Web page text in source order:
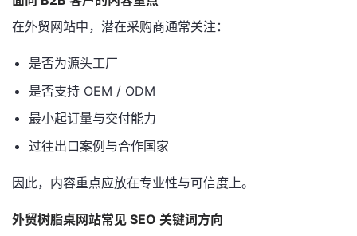
在外贸网站中，潜在采购商通常关注：
是否为源头工厂
是否支持 OEM / ODM
最小起订量与交付能力
过往出口案例与合作国家
因此，内容重点应放在专业性与可信度上。
外贸树脂桌网站常见 SEO 关键词方向